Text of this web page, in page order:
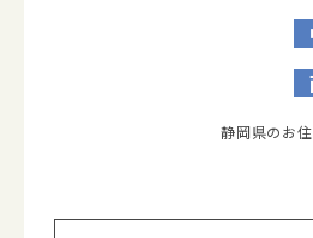
静岡県のお住